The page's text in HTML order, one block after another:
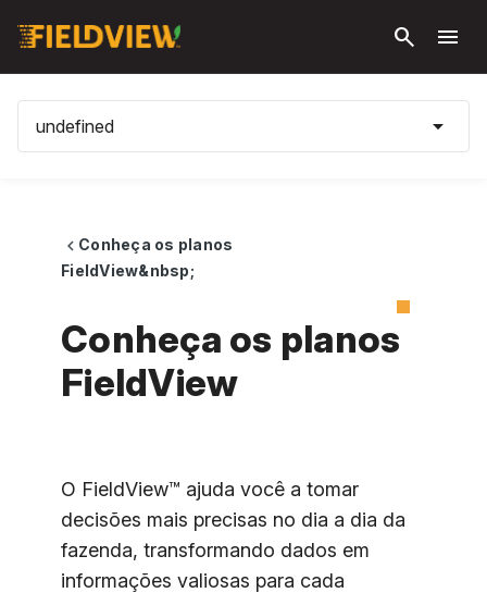
principal
search menu
undefined arrow_drop_down
chevron_leftConheça os planos
FieldView&nbsp;
Conheça os planos
FieldView
O FieldView™ ajuda você a tomar
decisões mais precisas no dia a dia da
fazenda, transformando dados em
informações valiosas para cada